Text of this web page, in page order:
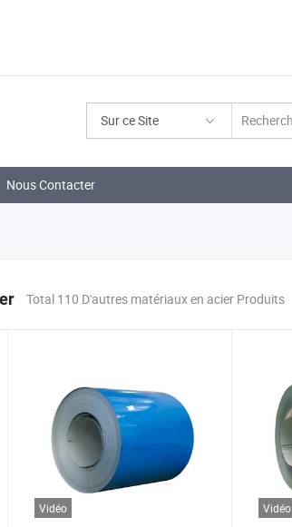
Sur ce Site
Nous Contacter
Total 110 D'autres matériaux en acier Produits
Vidéo Vidéo